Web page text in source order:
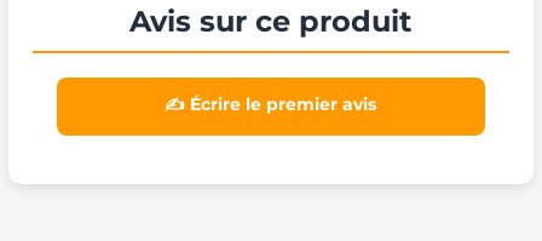
Avis sur ce produit
✍️ Écrire le premier avis